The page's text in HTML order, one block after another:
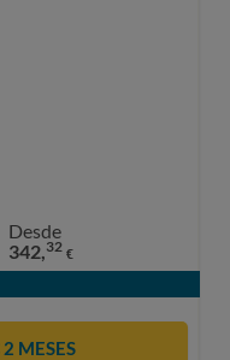
Desde
342,32 €
MESES